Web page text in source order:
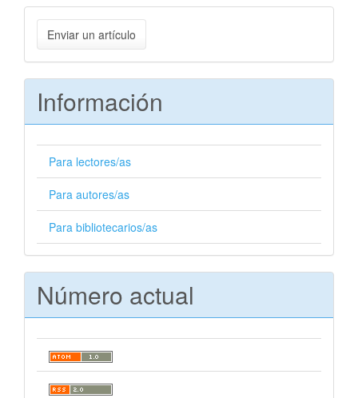
Enviar
un
artículo
Enviar un artículo
Información
Para lectores/as
Para autores/as
Para bibliotecarios/as
Número actual